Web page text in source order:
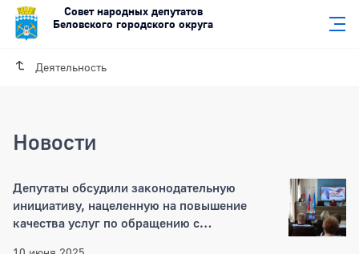
Совет народных депутатов
Беловского городского округа
Деятельность
Новости
Депутаты обсудили законодательную
инициативу, нацеленную на повышение
качества услуг по обращению с